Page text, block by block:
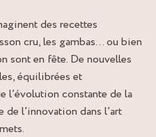
des recettes
cru, les gambas… ou bien
sont en fête. De nouvelles
équilibrées et
l’évolution constante de la
l’innovation dans l’art